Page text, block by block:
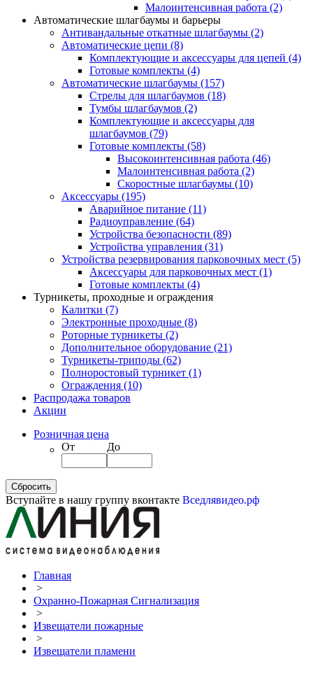
Малоинтенсивная работа (2)
Автоматические шлагбаумы и барьеры
Антивандальные откатные шлагбаумы (2)
Автоматические цепи (8)
Комплектующие и аксессуары для цепей (4)
Готовые комплекты (4)
Автоматические шлагбаумы (157)
Стрелы для шлагбаумов (18)
Тумбы шлагбаумов (2)
Комплектующие и аксессуары для
шлагбаумов (79)
Готовые комплекты (58)
Высокоинтенсивная работа (46)
Малоинтенсивная работа (2)
Скоростные шлагбаумы (10)
Аксессуары (195)
Аварийное питание (11)
Радиоуправление (64)
Устройства безопасности (89)
Устройства управления (31)
Устройства резервирования парковочных мест (5)
Аксессуары для парковочных мест (1)
Готовые комплекты (4)
Турникеты, проходные и ограждения
Калитки (7)
Электронные проходные (8)
Роторные турникеты (2)
Дополнительное оборудование (21)
Турникеты-триподы (62)
Полноростовый турникет (1)
Ограждения (10)
Распродажа товаров
Акции
Розничная цена
От
До
Вступайте в нашу группу вконтакте Вседлявидео.рф
Главная
>
Охранно-Пожарная Сигнализация
>
Извещатели пожарные
>
Извещатели пламени